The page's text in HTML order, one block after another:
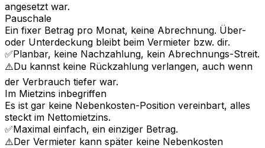
angesetzt war.
Pauschale
Ein fixer Betrag pro Monat, keine Abrechnung. Über-
oder Unterdeckung bleibt beim Vermieter bzw. dir.
✅Planbar, keine Nachzahlung, kein Abrechnungs-Streit.
⚠️Du kannst keine Rückzahlung verlangen, auch wenn
der Verbrauch tiefer war.
Im Mietzins inbegriffen
Es ist gar keine Nebenkosten-Position vereinbart, alles
steckt im Nettomietzins.
✅Maximal einfach, ein einziger Betrag.
⚠️Der Vermieter kann später keine Nebenkosten